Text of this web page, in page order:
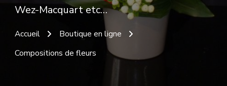
Wez-Macquart etc…
Accueil
Boutique en ligne
Compositions de fleurs